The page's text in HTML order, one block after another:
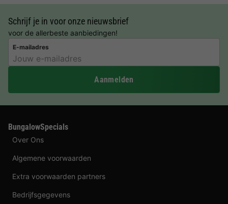
Schrijf je in voor onze nieuwsbrief
voor de allerbeste aanbiedingen!
E-mailadres
Aanmelden
BungalowSpecials
Over Ons
Algemene voorwaarden
Extra voorwaarden partners
Bedrijfsgegevens